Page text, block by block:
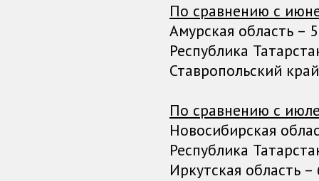
По сравнению с
Амурская область –
Республика
Ставропольский
По сравнению с
Новосибирская
Республика
Иркутская область